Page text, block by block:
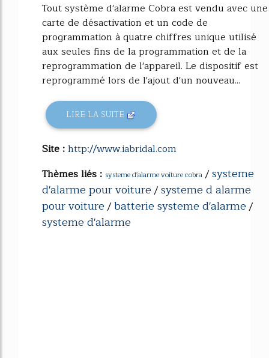
Tout système d'alarme Cobra est vendu avec une
carte de désactivation et un code de
programmation à quatre chiffres unique utilisé
aux seules fins de la programmation et de la
reprogrammation de l'appareil. Le dispositif est
reprogrammé lors de l'ajout d'un nouveau...
LIRE LA SUITE
Site :http://www.iabridal.com
Thèmes liés : systeme d'alarme voiture cobra /systeme
d'alarme pour voiture/systeme d alarme
pour voiture/batterie systeme d'alarme/
systeme d'alarme